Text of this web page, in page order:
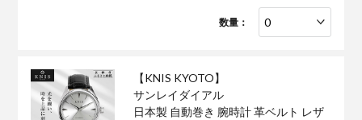
数量：
【KNIS KYOTO】
サンレイダイアル
日本製 自動巻き 腕時計 革ベルト レザ